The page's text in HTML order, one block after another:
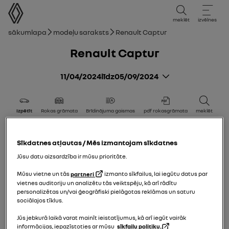
lietotāja rokasgrāmata
meklēt izvēlnes
navigācijas ceļš
Sākumlapa Modeļu saraksts Renault Captur
Renault Captur
11/04/2024līdz05/09/2024
Izpētīt Rokas grāmata Brīdinājuma gaismas pdf rokasgrāmata meklēt
Sīkdatnes atļautas / Mēs izmantojam sīkdatnes
Jūsu datu aizsardzība ir mūsu prioritāte.
Mūsu vietne un tāspartneri
izmanto sīkfailus, lai iegūtu datus par
vietnes auditoriju un analizētu tās veiktspēju, kā arī rādītu
personalizētas un/vai ģeogrāfiski pielāgotas reklāmas un saturu
sociālajos tīklus.
Jūs jebkurā laikā varat mainīt ieistatījumus, kā arī iegūt vairāk
informācijas, iepazīstoties ar mūsu sīkfailu politiku.